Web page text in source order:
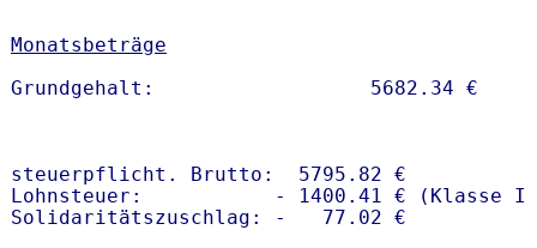
Monatsbeträge
steuerpflicht. Brutto:  5795.82 €
Lohnsteuer:           - 1400.41 € (Klasse I)
Solidaritätszuschlag: -   77.02 €